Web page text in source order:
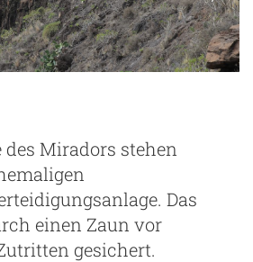
des Miradors stehen
Das
einen Zaun vor
gesichert.